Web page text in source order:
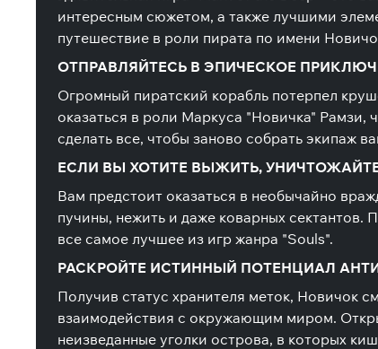
интересным сюжетом, а также лучшими
путешествие в роли пирата по имени
ОТПРАВЛЯЙТЕСЬ В ЭПИЧЕСКОЕ
Огромный пиратский корабль потерпел
оказаться в роли Маркуса "Новичка" Рамзи,
сделать все, чтобы заново собрать экипаж
ЕСЛИ ВЫ ХОТИТЕ ВЫЖИТЬ,
Вам предстоит оказаться в необычайно
пучины, нежить и даже коварных сектантов.
все самое лучшее из игр жанра "Souls".
РАСКРОЙТЕ ИСТИННЫЙ ПОТЕНЦИАЛ
Получив статус хранителя меток, Новичок
взаимодействия с окружающим миром.
неизведанные уголки острова, в которых